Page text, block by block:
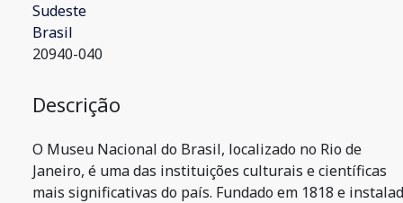
Sudeste
Brasil
20940-040
Descrição
O Museu Nacional do Brasil, localizado no Rio de
Janeiro, é uma das instituições culturais e científicas
mais significativas do país. Fundado em 1818 e